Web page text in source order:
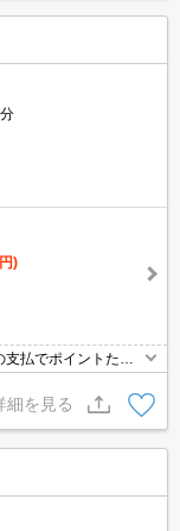
)
払でポイントたま
ムキッチン。
細を見る